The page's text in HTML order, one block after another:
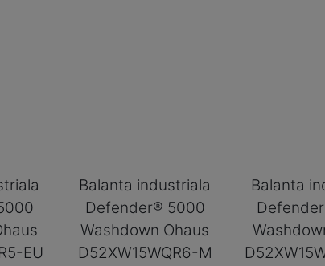
EU
Balanta industriala
Defender® 5000
Washdown Ohaus
D52XW15WQR6-M
Balanta